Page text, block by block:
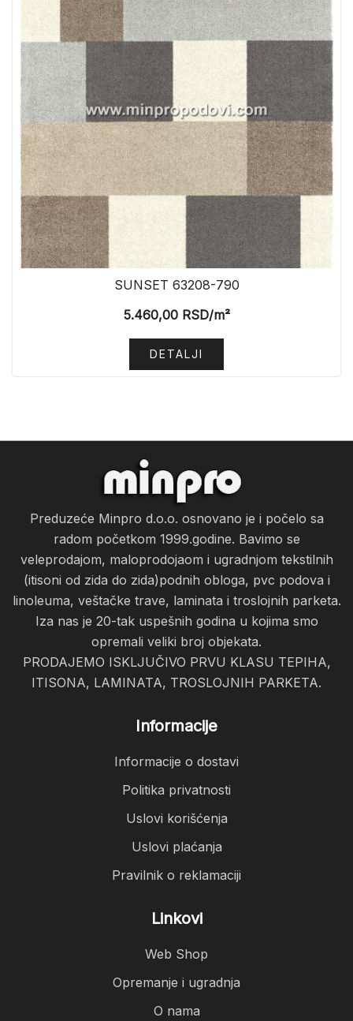
SUNSET 63208-790
5.460,00RSD/m²
DETALJI
Preduzeće Minpro d.o.o. osnovano je i počelo sa
radom početkom 1999.godine. Bavimo se
veleprodajom, maloprodojaom i ugradnjom tekstilnih
(itisoni od zida do zida)podnih obloga, pvc podova i
linoleuma, veštačke trave, laminata i troslojnih parketa.
Iza nas je 20-tak uspešnih godina u kojima smo
opremali veliki broj objekata.
PRODAJEMO ISKLJUČIVO PRVU KLASU TEPIHA,
ITISONA, LAMINATA, TROSLOJNIH PARKETA.
Informacije
Informacije o dostavi
Politika privatnosti
Uslovi korišćenja
Uslovi plaćanja
Pravilnik o reklamaciji
Linkovi
Web Shop
Opremanje i ugradnja
O nama